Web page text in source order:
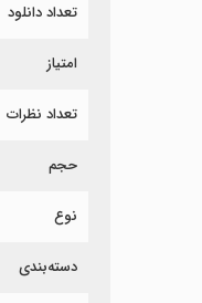
تعداد دانلود
امتیاز
تعداد نظرات
حجم
نوع
دسته‌بندی